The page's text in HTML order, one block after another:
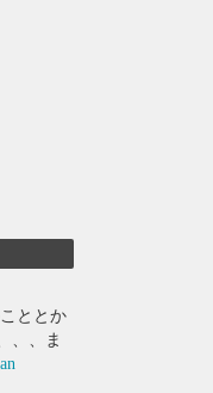
ととか
、、ま